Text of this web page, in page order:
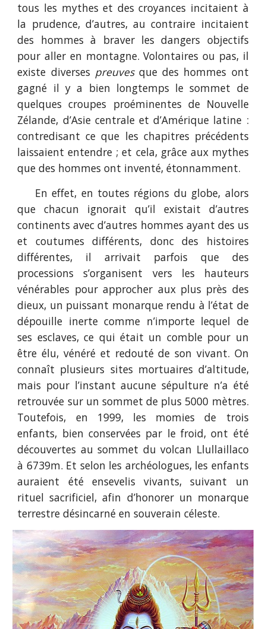
tous les mythes et des croyances incitaient à
la prudence, d’autres, au contraire incitaient
des hommes à braver les dangers objectifs
pour aller en montagne. Volontaires ou pas, il
existe diverses preuvesque des hommes ont
gagné il y a bien longtemps le sommet de
quelques croupes proéminentes de Nouvelle
Zélande, d’Asie centrale et d’Amérique latine :
contredisant ce que les chapitres précédents
laissaient entendre ; et cela, grâce aux mythes
que des hommes ont inventé, étonnamment.
En effet, en toutes régions du globe, alors
que chacun ignorait qu’il existait d’autres
continents avec d’autres hommes ayant des us
et coutumes différents, donc des histoires
différentes, il arrivait parfois que des
processions s’organisent vers les hauteurs
vénérables pour approcher aux plus près des
dieux, un puissant monarque rendu à l’état de
dépouille inerte comme n’importe lequel de
ses esclaves, ce qui était un comble pour un
être élu, vénéré et redouté de son vivant. On
connaît plusieurs sites mortuaires d’altitude,
mais pour l’instant aucune sépulture n’a été
retrouvée sur un sommet de plus 5000 mètres.
Toutefois, en 1999, les momies de trois
enfants, bien conservées par le froid, ont été
découvertes au sommet du volcan Llullaillaco
à 6739m. Et selon les archéologues, les enfants
auraient été ensevelis vivants, suivant un
rituel sacrificiel, afin d’honorer un monarque
terrestre désincarné en souverain céleste.